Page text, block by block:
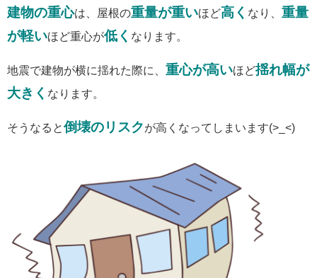
建物の重心は、屋根の重量が重いほど高く なり、 重量
が軽いほど重心が低く なります。
地震で建物が横に揺れた際に、 重心が高いほど揺れ幅が
大きく なります。
そうなると倒壊のリスクが高くなってしまいます(>_<)